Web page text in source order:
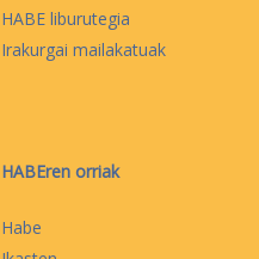
HABE liburutegia
Irakurgai mailakatuak
HABEren orriak
Habe